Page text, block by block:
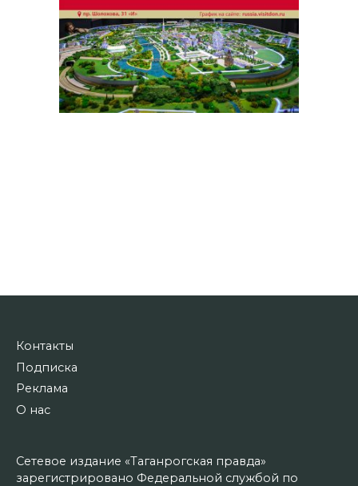
Контакты
Подписка
Реклама
О нас
Сетевое издание «Таганрогская правда»
зарегистрировано Федеральной службой по